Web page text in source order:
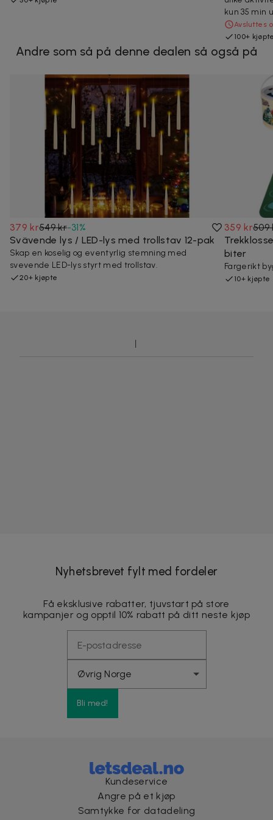
kun 35 min
Avsluttes
100+
Andre som så på denne dealen så også på
379 kr549 kr-31%
Svävende lys / LED-lys med trollstav 12-pak
Skap en koselig og eventyrlig stemning med
svevende LED-lys styrt med trollstav.
20+ kjøpte
359 kr509
biter
Fargerikt
10+ kjøpte
Nyhetsbrevet fylt med fordeler
Få eksklusive rabatter, tjuvstart på store
kampanjer og opptil 10% rabatt på ditt neste kjøp
Bli med!
Kundeservice
Angre på et kjøp
Samtykke for datadeling